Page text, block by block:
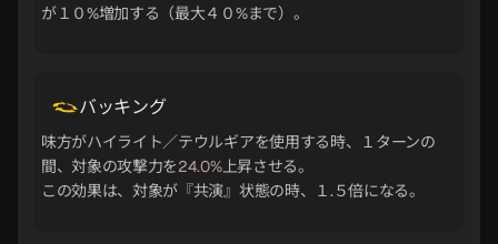
が１０%増加する（最大４０%まで）。
バッキング
味方がハイライト／テウルギアを使用する時、１ターンの
間、対象の攻撃力を24.0%上昇させる。
この効果は、対象が『共演』状態の時、１.５倍になる。